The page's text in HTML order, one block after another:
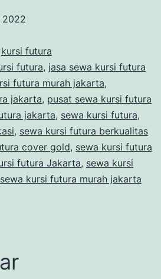
2022
kursi futura
futura, jasa sewa kursi futura
futura murah jakarta,
jakarta, pusat sewa kursi futura
jakarta, sewa kursi futura,
, sewa kursi futura berkualitas
cover gold, sewa kursi futura
futura Jakarta, sewa kursi
sewa kursi futura murah jakarta